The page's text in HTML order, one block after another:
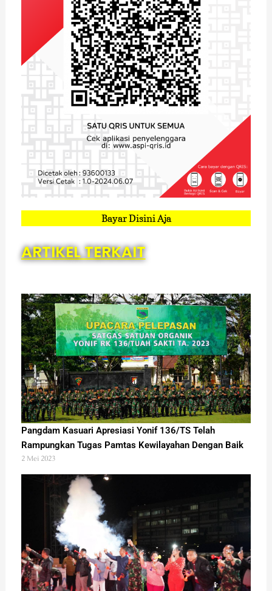
Bayar Disini Aja
ARTIKEL TERKAIT
Pangdam Kasuari Apresiasi Yonif 136/TS Telah
Rampungkan Tugas Pamtas Kewilayahan Dengan Baik
2 Mei 2023